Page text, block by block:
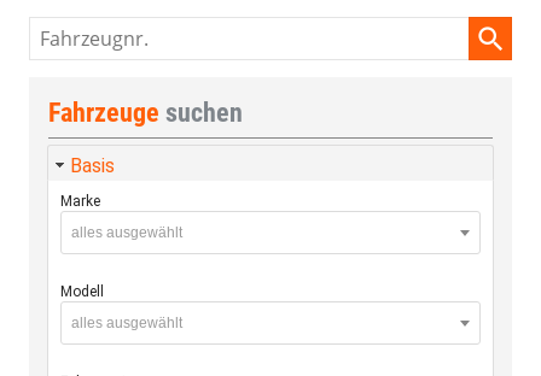
Fahrzeugnr.
Fahrzeuge suchen
Basis
Marke
alles ausgewählt
Modell
alles ausgewählt